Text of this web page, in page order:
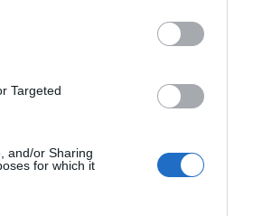
Targeted
and/or Sharing
for which it